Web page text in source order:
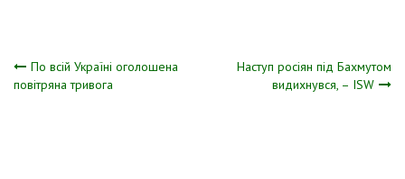
Навігація
По всій Україні оголошена
повітряна тривога
Наступ росіян під Бахмутом
видихнувся, – ISW